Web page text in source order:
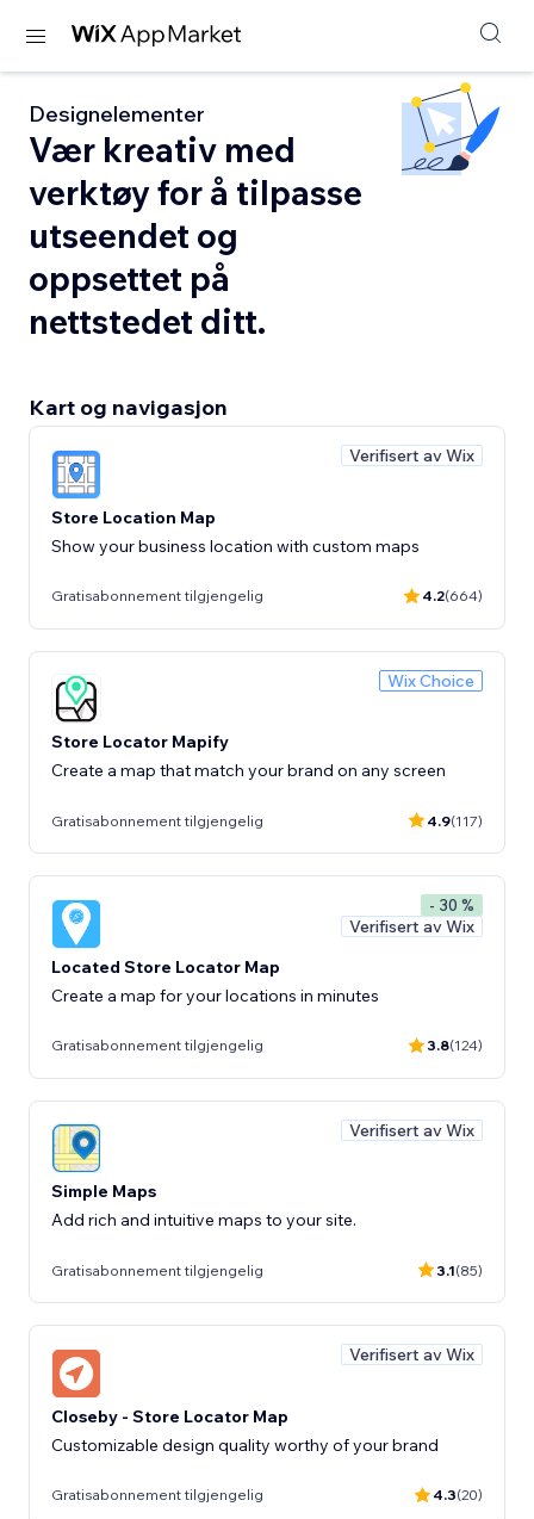
Designelementer
Vær kreativ med
verktøy for å tilpasse
utseendet og
oppsettet på
nettstedet ditt.
Kart og navigasjon
Verifisert av Wix
Store Location Map
Show your business location with custom maps
Gratisabonnement tilgjengelig 4.2(664)
Wix Choice
Store Locator Mapify
Create a map that match your brand on any screen
Gratisabonnement tilgjengelig 4.9(117)
- 30 %
Verifisert av Wix
Located Store Locator Map
Create a map for your locations in minutes
Gratisabonnement tilgjengelig 3.8(124)
Verifisert av Wix
Simple Maps
Add rich and intuitive maps to your site.
Gratisabonnement tilgjengelig 3.1(85)
Verifisert av Wix
Closeby - Store Locator Map
Customizable design quality worthy of your brand
Gratisabonnement tilgjengelig 4.3(20)